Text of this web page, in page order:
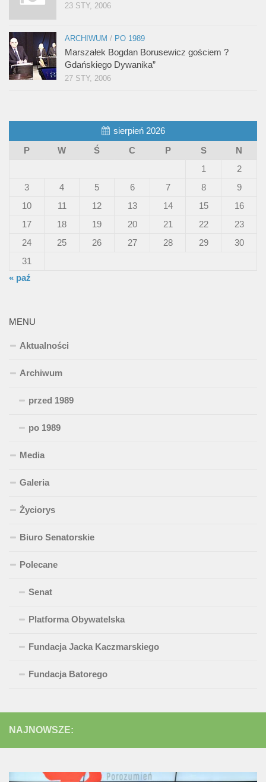
23 STY, 2006
ARCHIWUM / PO 1989
Marszałek Bogdan Borusewicz gościem ?
Gdańskiego Dywanika”
27 STY, 2006
sierpień 2026
P
W Ś C P S
N
1
2
3
4 5 6 7 8
9
10
11 12 13 14 15
16
17
18 19 20 21 22
23
24
25 26 27 28 29
30
31
« paź
MENU
Aktualności
Archiwum
przed 1989
po 1989
Media
Galeria
Życiorys
Biuro Senatorskie
Polecane
Senat
Platforma Obywatelska
Fundacja Jacka Kaczmarskiego
Fundacja Batorego
NAJNOWSZE: